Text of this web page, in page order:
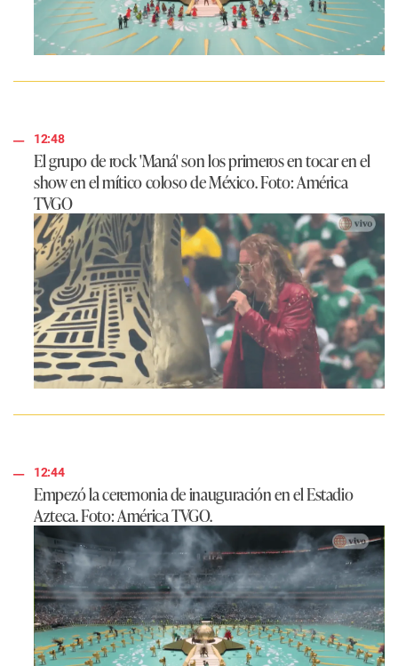
12:48
El grupo de rock 'Maná' son los primeros en tocar en el
show en el mítico coloso de México. Foto: América
TVGO
12:44
Empezó la ceremonia de inauguración en el Estadio
Azteca. Foto: América TVGO.